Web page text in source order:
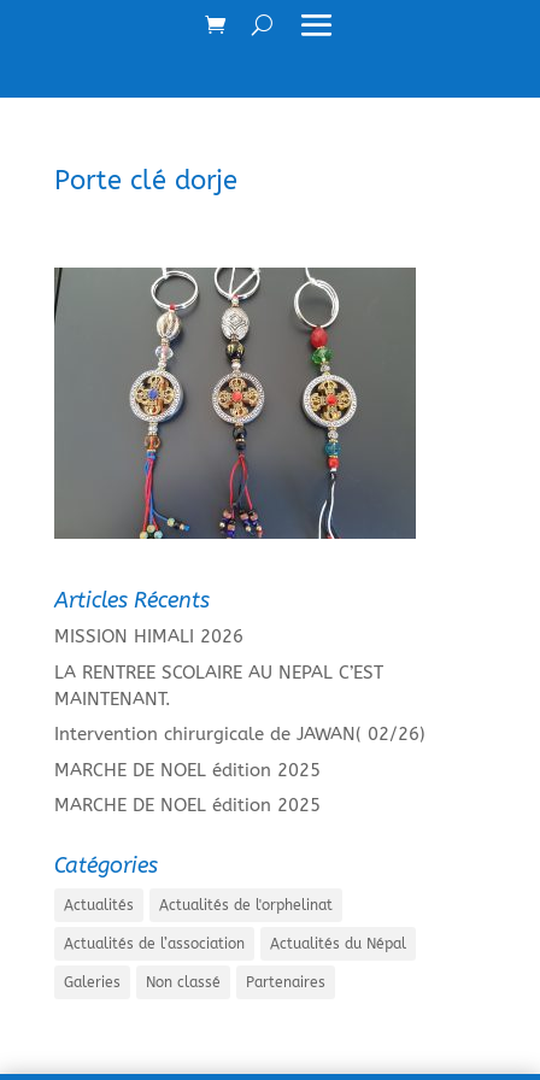
Porte clé dorje
Articles Récents
MISSION HIMALI 2026
LA RENTREE SCOLAIRE AU NEPAL C’EST
MAINTENANT.
Intervention chirurgicale de JAWAN( 02/26)
MARCHE DE NOEL édition 2025
MARCHE DE NOEL édition 2025
Catégories
Actualités Actualités de l'orphelinat
Actualités de l’association Actualités du Népal
Galeries Non classé Partenaires